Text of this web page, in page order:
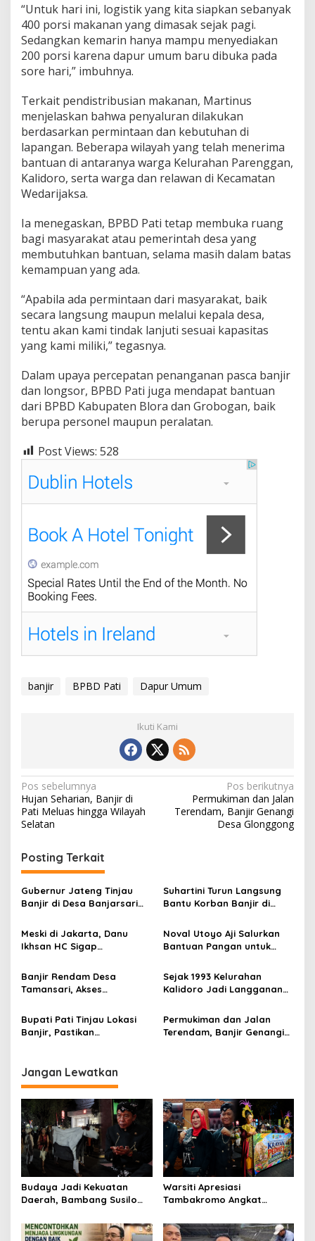
“Untuk hari ini, logistik yang kita siapkan sebanyak
400 porsi makanan yang dimasak sejak pagi.
Sedangkan kemarin hanya mampu menyediakan
200 porsi karena dapur umum baru dibuka pada
sore hari,” imbuhnya.
Terkait pendistribusian makanan, Martinus
menjelaskan bahwa penyaluran dilakukan
berdasarkan permintaan dan kebutuhan di
lapangan. Beberapa wilayah yang telah menerima
bantuan di antaranya warga Kelurahan Parenggan,
Kalidoro, serta warga dan relawan di Kecamatan
Wedarijaksa.
Ia menegaskan, BPBD Pati tetap membuka ruang
bagi masyarakat atau pemerintah desa yang
membutuhkan bantuan, selama masih dalam batas
kemampuan yang ada.
“Apabila ada permintaan dari masyarakat, baik
secara langsung maupun melalui kepala desa,
tentu akan kami tindak lanjuti sesuai kapasitas
yang kami miliki,” tegasnya.
Dalam upaya percepatan penanganan pasca banjir
dan longsor, BPBD Pati juga mendapat bantuan
dari BPBD Kabupaten Blora dan Grobogan, baik
berupa personel maupun peralatan.
Post Views: 528
banjir BPBD Pati Dapur Umum
Ikuti Kami
N
a
v
i
g
a
s
i
p
s
Pos sebelumnya
Hujan Seharian, Banjir di
Pati Meluas hingga Wilayah
Selatan
Pos berikutnya
Permukiman dan Jalan
Terendam, Banjir Genangi
Desa Glonggong
Posting Terkait
Gubernur Jateng Tinjau
Banjir di Desa Banjarsari
Suhartini Turun Langsung
Bantu Korban Banjir di
Meski di Jakarta, Danu
Ikhsan HC Sigap
Korban Banjir
Noval Utoyo Aji Salurkan
Bantuan Pangan untuk
Pati
Banjir Rendam Desa
Tamansari, Akses
Tersendat
Sejak 1993 Kelurahan
Kalidoro Jadi Langganan
Bupati Pati Tinjau Lokasi
Banjir, Pastikan
Permukiman dan Jalan
Terendam, Banjir Genangi
Jangan Lewatkan
Budaya Jadi Kekuatan
Daerah, Bambang Susilo
Festival Adhi Loka
Warsiti Apresiasi
Tambakromo Angkat
Adhi Loka